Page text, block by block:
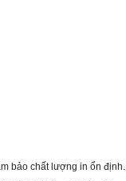
bảo chất lượng in ổn định.